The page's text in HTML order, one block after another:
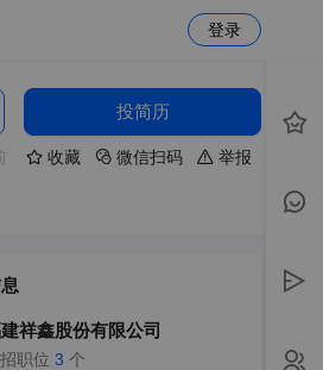
登录
投简历
收藏 微信扫码 举报
祥鑫股份有限公司
职位 3 个